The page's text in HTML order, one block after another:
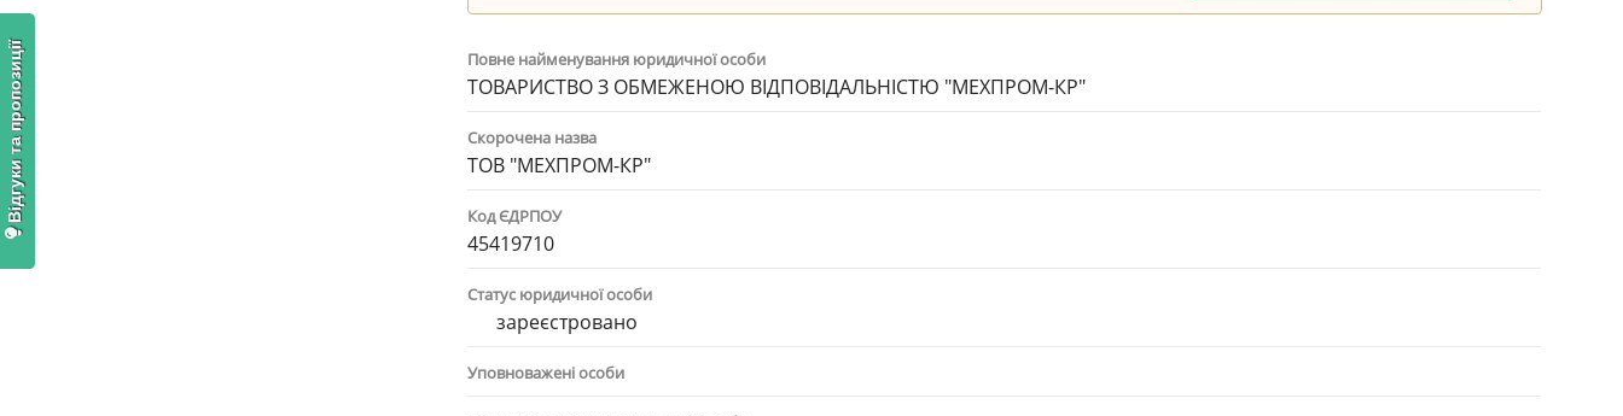
Повне найменування юридичної особи
ТОВАРИСТВО З ОБМЕЖЕНОЮ ВІДПОВІДАЛЬНІСТЮ "МЕХПРОМ-КР"
Скорочена назва
ТОВ "МЕХПРОМ-КР"
Код ЄДРПОУ
45419710
Статус юридичної особи
зареєстровано
Уповноважені особи
Відгуки та пропозиції